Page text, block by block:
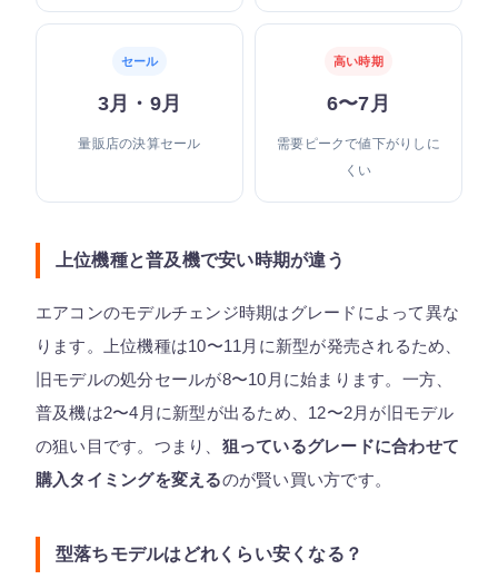
セール
3月・9月
量販店の決算セール
高い時期
6〜7月
需要ピークで値下がりしに
くい
上位機種と普及機で安い時期が違う
エアコンのモデルチェンジ時期はグレードによって異な
ります。上位機種は10〜11月に新型が発売されるため、
旧モデルの処分セールが8〜10月に始まります。一方、
普及機は2〜4月に新型が出るため、12〜2月が旧モデル
の狙い目です。つまり、 狙っているグレードに合わせて
購入タイミングを変えるのが賢い買い方です。
型落ちモデルはどれくらい安くなる？